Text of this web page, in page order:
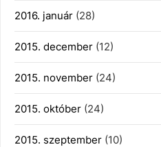
2016. január (28)
2015. december (12)
2015. november (24)
2015. október (24)
2015. szeptember (10)